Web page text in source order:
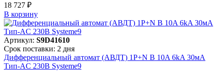
18 727 ₽
В корзинy
Артикул: S9D41610
Срок поставки: 2 дня
Дифференциальный автомат (АВДТ) 1P+N B 10A 6kA 30мА
Тип-AC 230В Systeme9